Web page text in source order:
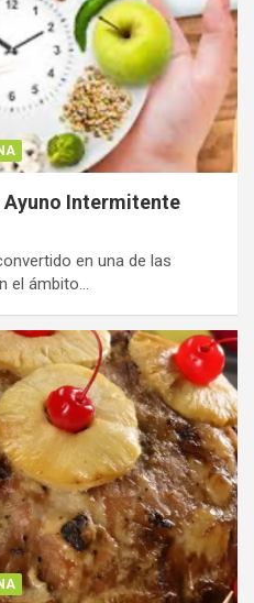
Ayuno Intermitente
en una de las
el ámbito…